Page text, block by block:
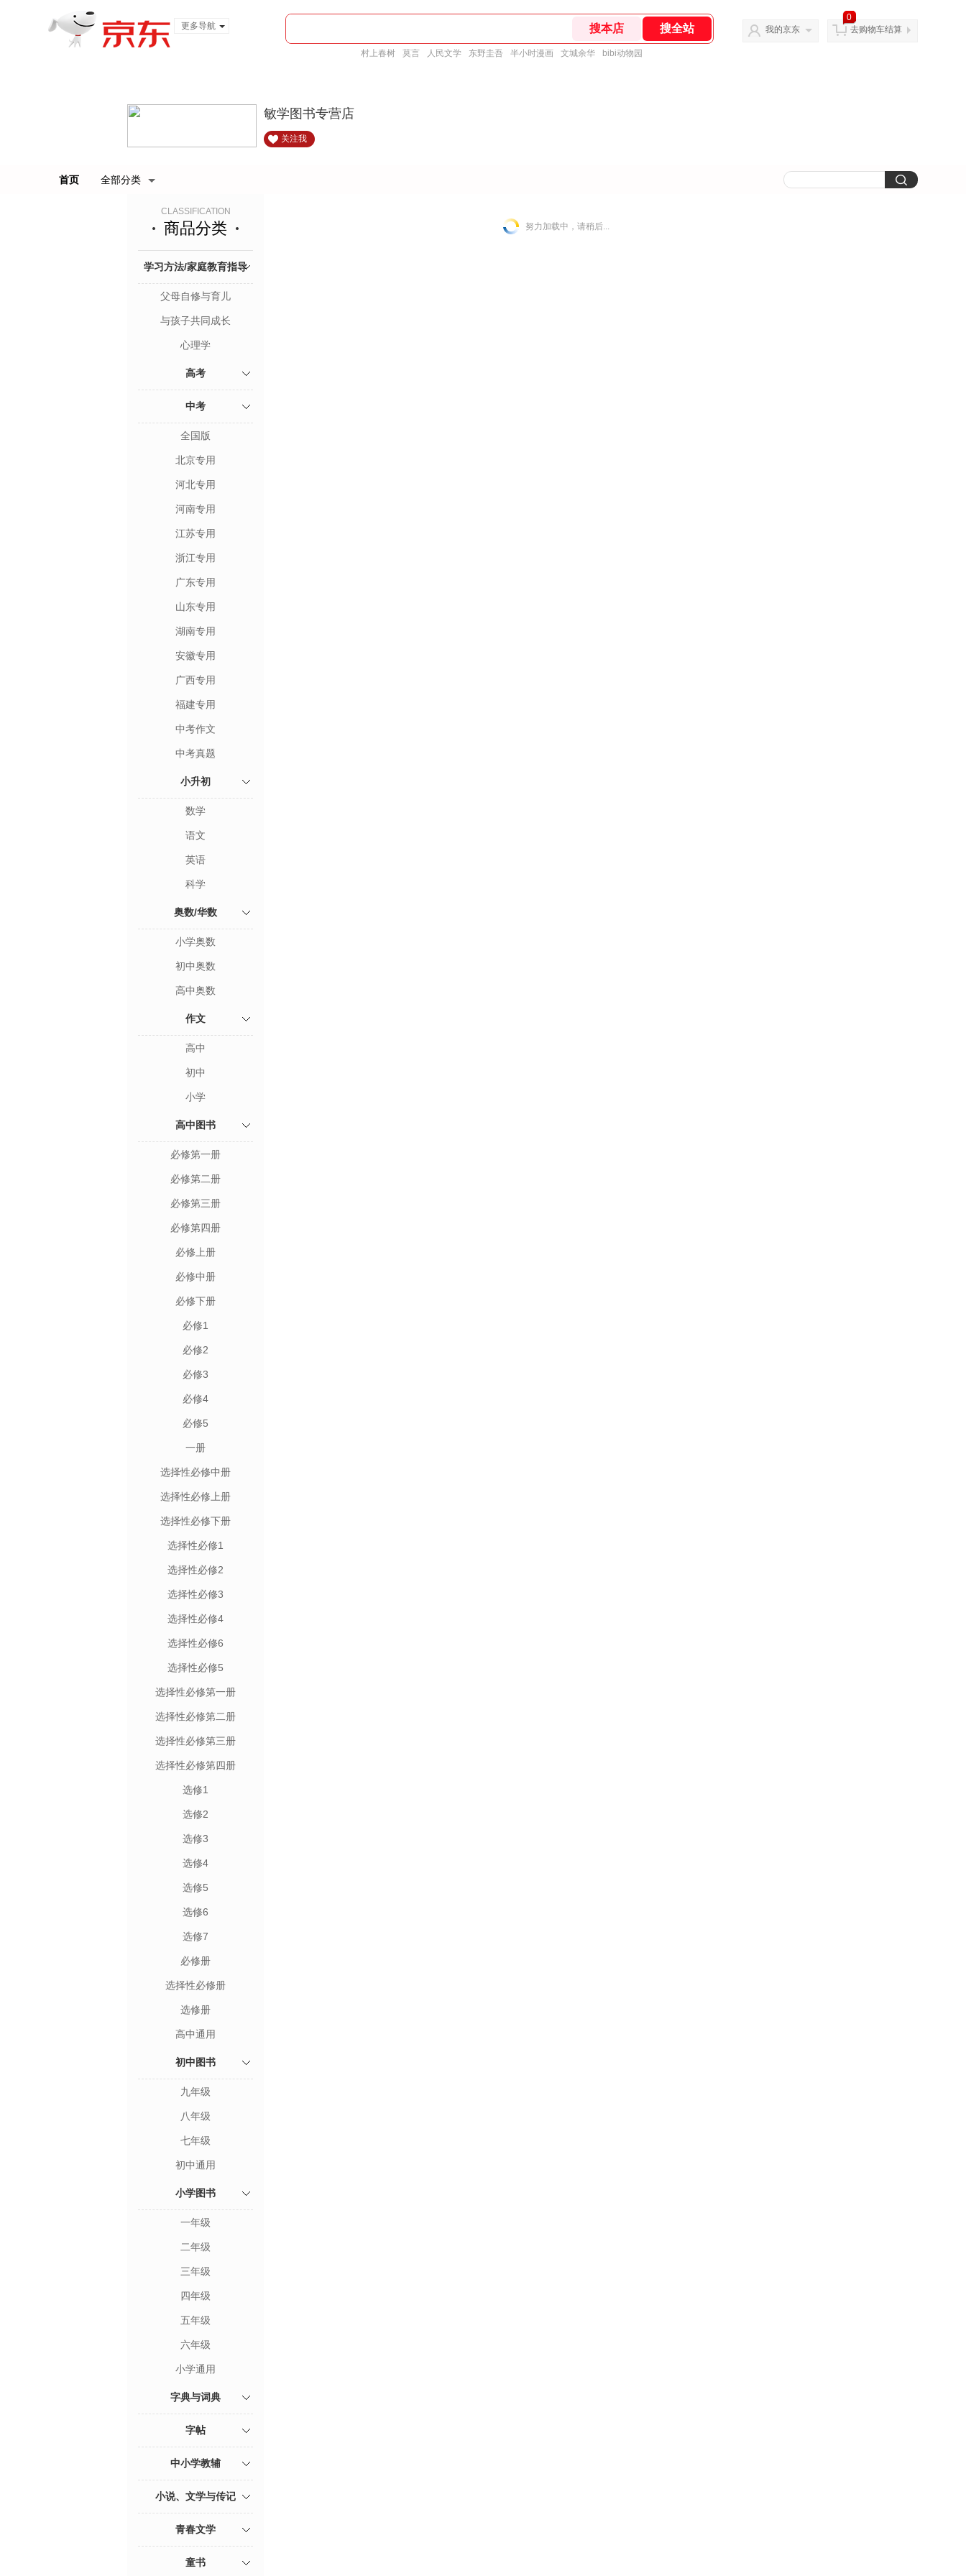
更多导航
村上春树 莫言 人民文学 东野圭吾 半小时漫画 文城余华 bibi动物园
我的京东
0
去购物车结算
敏学图书专营店
关注我
首页 全部分类
CLASSIFICATION
商品分类
学习方法/家庭教育指导
父母自修与育儿
与孩子共同成长
心理学
高考
中考
全国版
北京专用
河北专用
河南专用
江苏专用
浙江专用
广东专用
山东专用
湖南专用
安徽专用
广西专用
福建专用
中考作文
中考真题
小升初
数学
语文
英语
科学
奥数/华数
小学奥数
初中奥数
高中奥数
作文
高中
初中
小学
高中图书
必修第一册
必修第二册
必修第三册
必修第四册
必修上册
必修中册
必修下册
必修1
必修2
必修3
必修4
必修5
一册
选择性必修中册
选择性必修上册
选择性必修下册
选择性必修1
选择性必修2
选择性必修3
选择性必修4
选择性必修6
选择性必修5
选择性必修第一册
选择性必修第二册
选择性必修第三册
选择性必修第四册
选修1
选修2
选修3
选修4
选修5
选修6
选修7
必修册
选择性必修册
选修册
高中通用
初中图书
九年级
八年级
七年级
初中通用
小学图书
一年级
二年级
三年级
四年级
五年级
六年级
小学通用
字典与词典
字帖
中小学教辅
小说、文学与传记
青春文学
童书
努力加载中，请稍后...